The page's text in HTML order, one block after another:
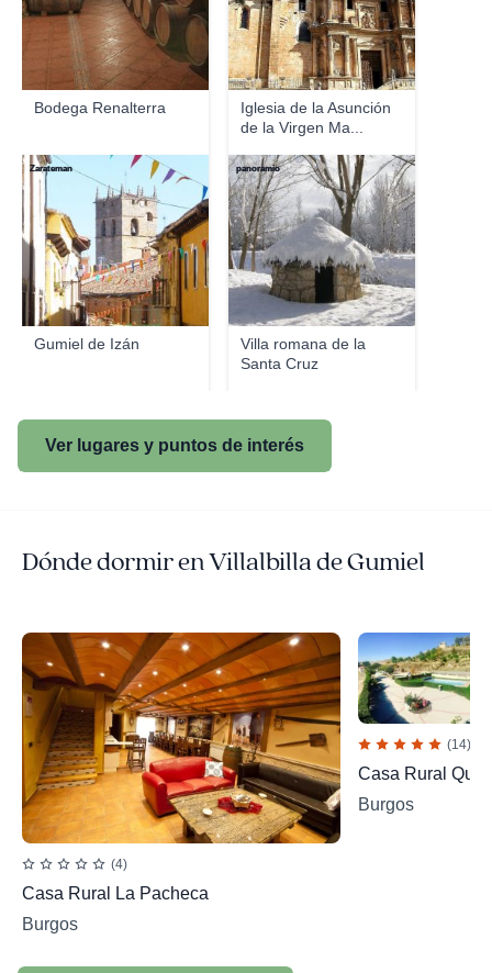
Bodega Renalterra
Iglesia de la Asunción
de la Virgen Ma...
Gumiel de Izán
Zarateman
Villa romana de la
Santa Cruz
panoramio
Ver lugares y puntos de interés
Dónde dormir en Villalbilla de Gumiel
(4)
Casa Rural La Pacheca
Burgos
(14)
Casa Rural
Burgos